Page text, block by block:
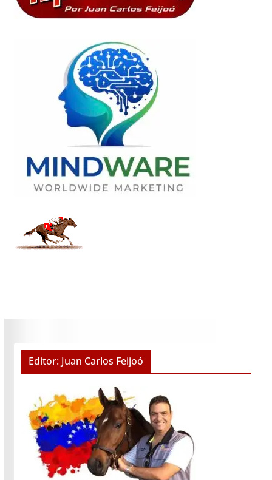
Editor: Juan Carlos Feijoó